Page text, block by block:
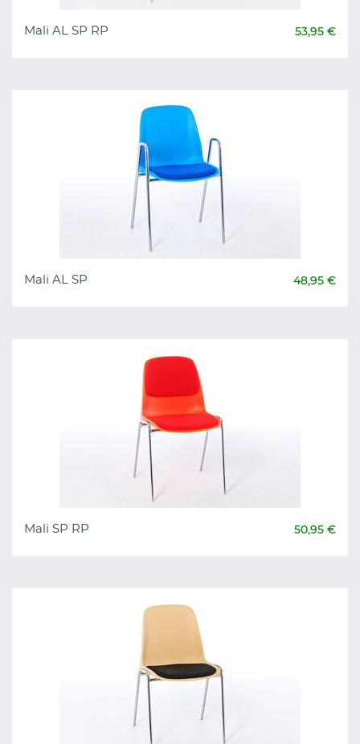
Mali AL SP RP 53,95 €
Mali AL SP 48,95 €
Mali SP RP 50,95 €